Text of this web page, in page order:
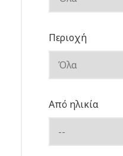
Περιοχή
Από ηλικία